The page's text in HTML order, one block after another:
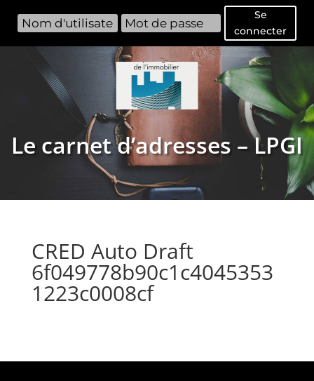
Se
connecter
Le carnet d’adresses – LPGI
CRED Auto Draft
6f049778b90c1c4045353
1223c0008cf